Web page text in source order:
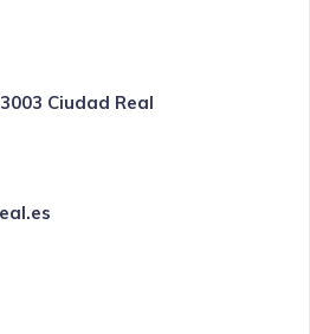
Ciudad Real